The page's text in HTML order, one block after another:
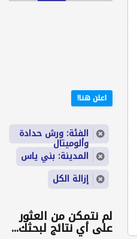
اعلن هنا!
الفئة: ورش حدادة
وألوميتال
المدينة: بني ياس
إزالة الكل
لم نتمكن من العثور
على أي نتائج لبحثك...